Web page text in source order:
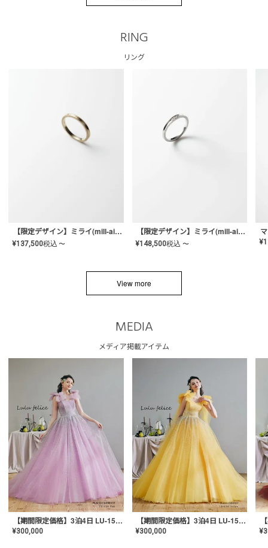
RING
リング
【限定デザイン】ミライ(mill-ai)リング
¥137,500税込 〜
【限定デザイン】ミライ(mill-ai)リング
¥148,500税込 〜 ¥
View more
MEDIA
メディア掲載アイテム
【期間限定価格】3泊4日 LU-1501(Pink)
¥300,000
【期間限定価格】3泊4日 LU-1501(Yellow)
¥300,000 ¥